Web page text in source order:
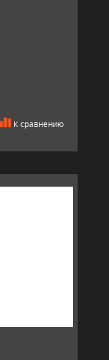
К сравнению